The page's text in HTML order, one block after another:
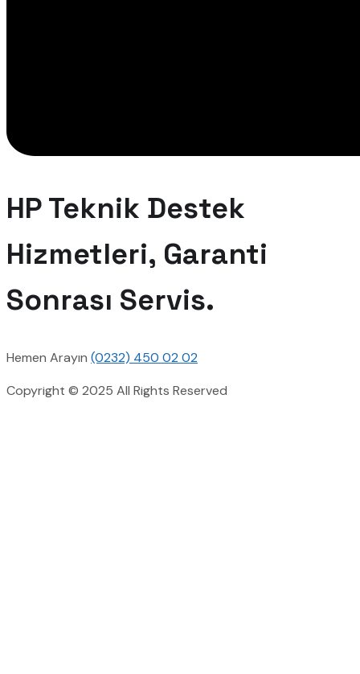
HP Teknik Destek
Hizmetleri, Garanti
Sonrası Servis.
Hemen Arayın (0232) 450 02 02
Copyright © 2025 All Rights Reserved